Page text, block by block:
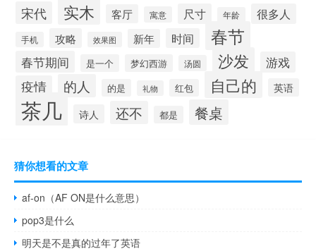
宋代 实木 客厅 寓意 尺寸 年龄 很多人
手机 攻略 效果图 新年 时间 春节
春节期间 是一个 梦幻西游 汤圆 沙发 游戏
疫情 的人 的是 礼物 红包 自己的 英语
茶几 诗人 还不 都是 餐桌
猜你想看的文章
af-on（AF ON是什么意思）
pop3是什么
明天是不是真的过年了英语